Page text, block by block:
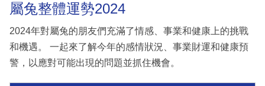
屬兔整體運勢2024
2024年對屬兔的朋友們充滿了情感、事業和健康上的挑戰
和機遇。 一起來了解今年的感情狀況、事業財運和健康預
警，以應對可能出現的問題並抓住機會。